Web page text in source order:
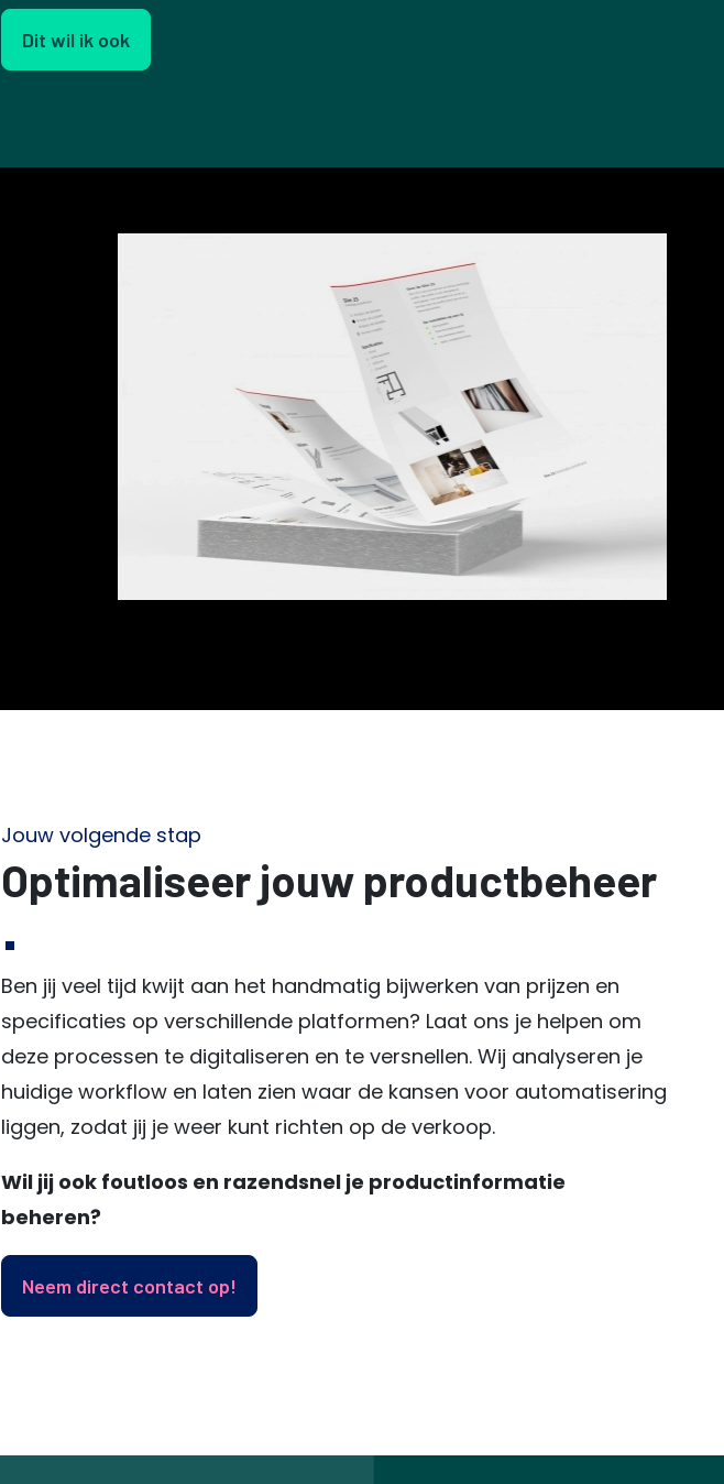
Dit wil ik ook
Jouw volgende stap
Optimaliseer jouw productbeheer
Ben jij veel tijd kwijt aan het handmatig bijwerken van prijzen en
specificaties op verschillende platformen? Laat ons je helpen om
deze processen te digitaliseren en te versnellen. Wij analyseren je
huidige workflow en laten zien waar de kansen voor automatisering
liggen, zodat jij je weer kunt richten op de verkoop.
Wil jij ook foutloos en razendsnel je productinformatie
beheren?
Neem direct contact op!